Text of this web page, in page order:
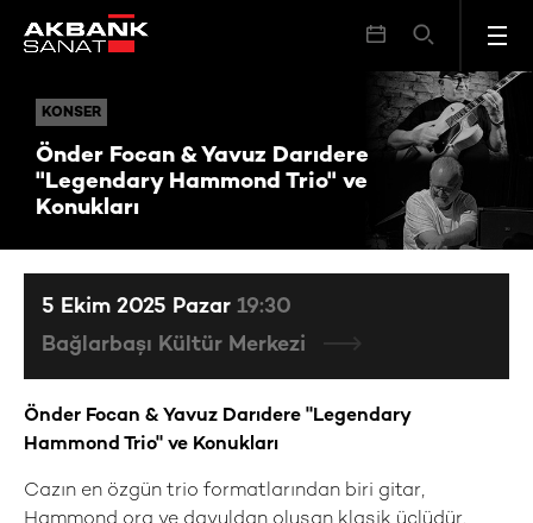
KONSER
Önder Focan & Yavuz Darıdere
"Legendary Hammond Trio" ve
Konukları
KONSER Önder Focan & Yavuz Darıdere "Legendary Hammond Trio" ve Konukları
Önder Focan & Yavuz Darıdere "Legendary
Hammond Trio" ve Konukları
Cazın en özgün trio formatlarından biri gitar,
5 Ekim 2025 Pazar 19:30
Bağlarbaşı Kültür Merkezi